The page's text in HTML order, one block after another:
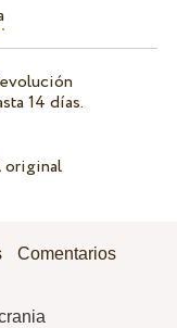
14 días.
original
Comentarios